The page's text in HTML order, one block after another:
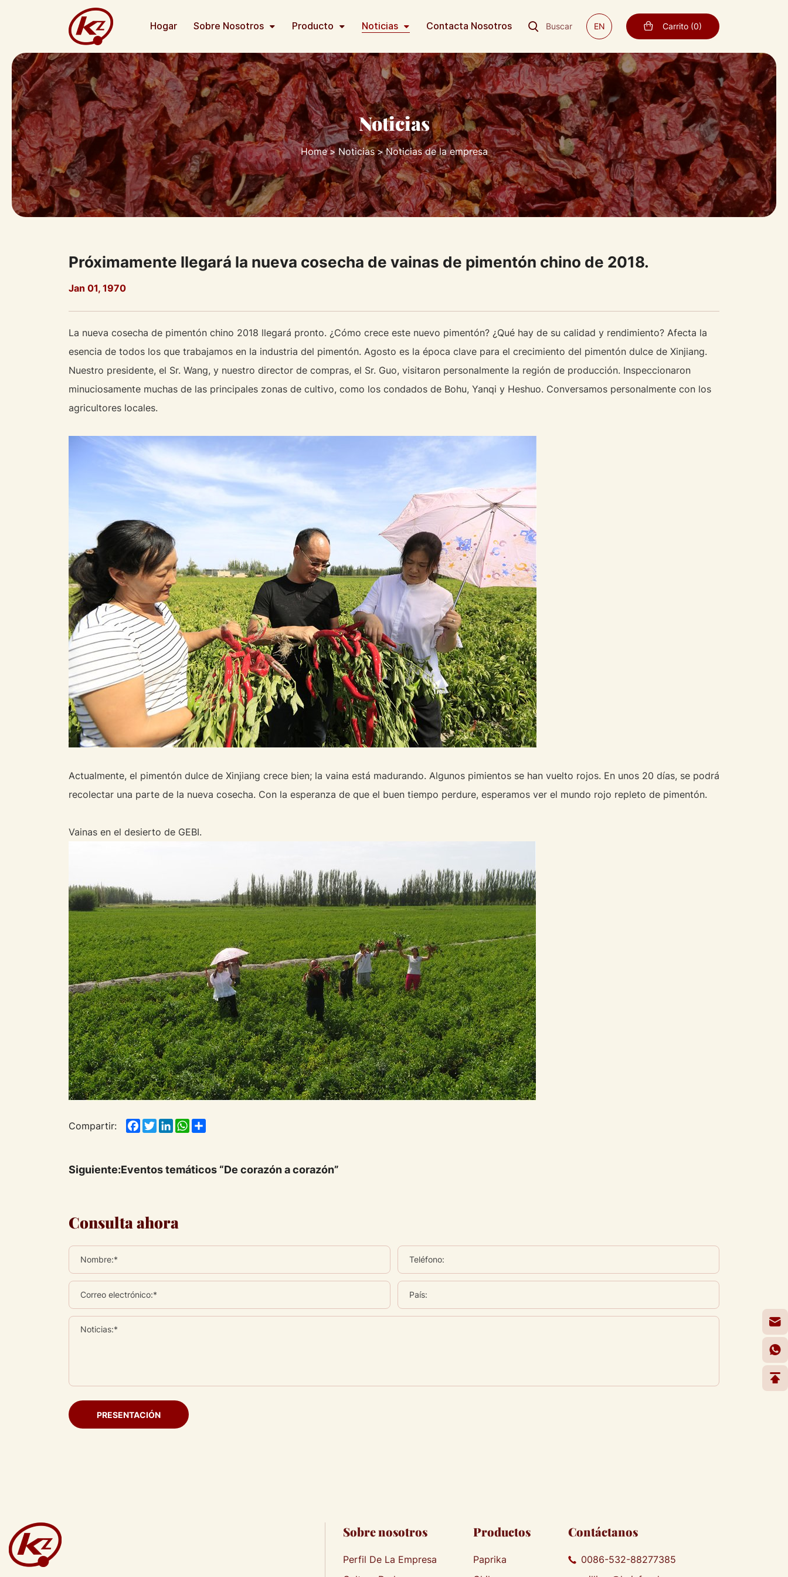
Carrito (0)
EN
Buscar
Hogar Sobre Nosotros Producto Noticias Contacta Nosotros
Noticias
Home Noticias Noticias de la empresa
Próximamente llegará la nueva cosecha de vainas de pimentón chino de 2018.
Jan 01, 1970
La nueva cosecha de pimentón chino 2018 llegará pronto. ¿Cómo crece este nuevo pimentón? ¿Qué hay de su calidad y rendimiento? Afecta la
esencia de todos los que trabajamos en la industria del pimentón. Agosto es la época clave para el crecimiento del pimentón dulce de Xinjiang.
Nuestro presidente, el Sr. Wang, y nuestro director de compras, el Sr. Guo, visitaron personalmente la región de producción. Inspeccionaron
minuciosamente muchas de las principales zonas de cultivo, como los condados de Bohu, Yanqi y Heshuo. Conversamos personalmente con los
agricultores locales.
Actualmente, el pimentón dulce de Xinjiang crece bien; la vaina está madurando. Algunos pimientos se han vuelto rojos. En unos 20 días, se podrá
recolectar una parte de la nueva cosecha. Con la esperanza de que el buen tiempo perdure, esperamos ver el mundo rojo repleto de pimentón.
Vainas en el desierto de GEBI.
Compartir: Facebook
TwitterLinkedInWhatsApp
Siguiente:Eventos temáticos “De corazón a corazón”
Consulta ahora
Nombre:* Teléfono:
Correo electrónico:* País:
Noticias:*
PRESENTACIÓN
Sobre nosotros
Perfil De La Empresa
Productos
Paprika
Contáctanos
0086-532-88277385